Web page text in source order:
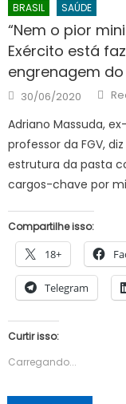
BRASIL SAÚDE
“Nem o pior
Exército está
engrenagem do
Posted
on
30/06/2020
Adriano Massuda,
professor da FGV,
estrutura da pasta
cargos-chave por
Compartilhe isso:
18+
Telegram
Curtir isso:
Carregando...